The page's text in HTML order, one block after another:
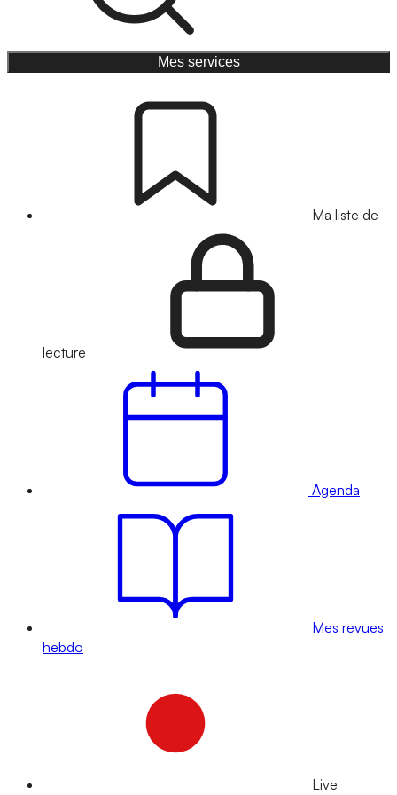
Mes services
Ma liste de
lecture
Agenda
Mes revues
hebdo
Live